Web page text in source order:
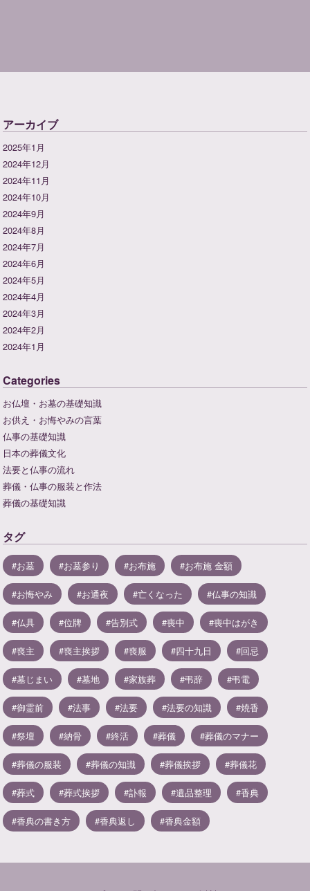
アーカイブ
2025年1月
2024年12月
2024年11月
2024年10月
2024年9月
2024年8月
2024年7月
2024年6月
2024年5月
2024年4月
2024年3月
2024年2月
2024年1月
Categories
お仏壇・お墓の基礎知識
お供え・お悔やみの言葉
仏事の基礎知識
日本の葬儀文化
法要と仏事の流れ
葬儀・仏事の服装と作法
葬儀の基礎知識
タグ
お墓 お墓参り お布施 お布施 金額
お悔やみ お通夜 亡くなった 仏事の知識
仏具 位牌 告別式 喪中 喪中はがき
喪主 喪主挨拶 喪服 四十九日 回忌
墓じまい 墓地 家族葬 弔辞 弔電
御霊前 法事 法要 法要の知識 焼香
祭壇 納骨 終活 葬儀 葬儀のマナー
葬儀の服装 葬儀の知識 葬儀挨拶 葬儀花
葬式 葬式挨拶 訃報 遺品整理 香典
香典の書き方 香典返し 香典金額